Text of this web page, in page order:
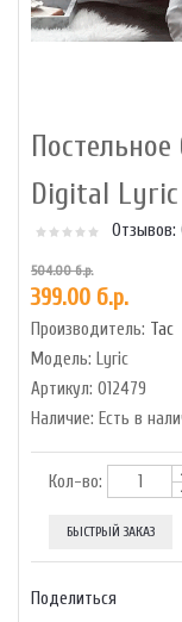
Постельное
Digital
Отзывов:
504.00 б.р.
399.00 б.р.
Производитель: Tac
Модель: Lyric
Артикул: 012479
Наличие: Есть в
Кол-во:
БЫСТРЫЙ ЗАКАЗ
Поделиться